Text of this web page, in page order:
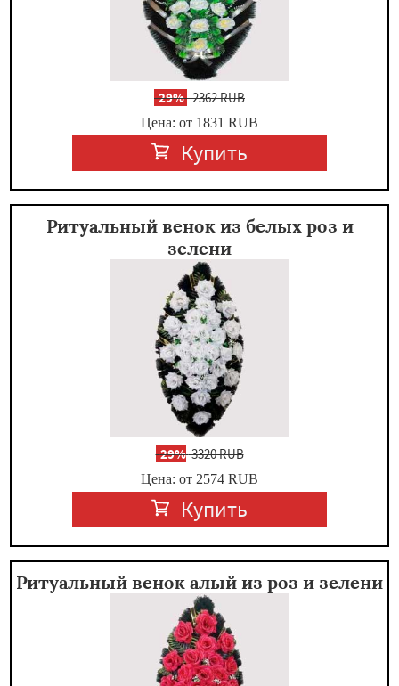
-29%2362 RUB
Цена: от 1831 RUB
Купить
Ритуальный венок из белых роз и
зелени
-29%3320 RUB
Цена: от 2574 RUB
Купить
Ритуальный венок алый из роз и зелени